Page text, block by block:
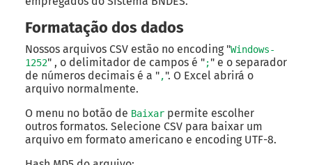
Formatação dos dados
Nossos arquivos CSV estão no encoding "Windows-
1252" , o delimitador de campos é ";" e o separador
de números decimais é a ",". O Excel abrirá o
arquivo normalmente.
O menu no botão de Baixar permite escolher
outros formatos. Selecione CSV para baixar um
arquivo em formato americano e encoding UTF-8.